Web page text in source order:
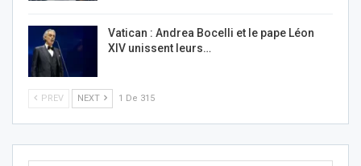
Vatican : Andrea Bocelli et le pape Léon
XIV unissent leurs…
PREV NEXT 1 De 315